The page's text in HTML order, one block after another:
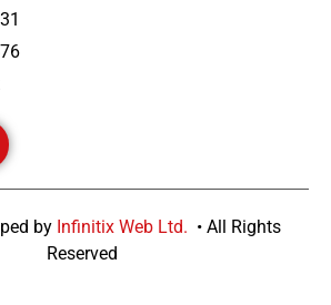
by Infinitix Web Ltd. • All Rights
Reserved